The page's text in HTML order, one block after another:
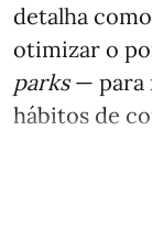
detalha
otimizar o
parks— para
hábitos de